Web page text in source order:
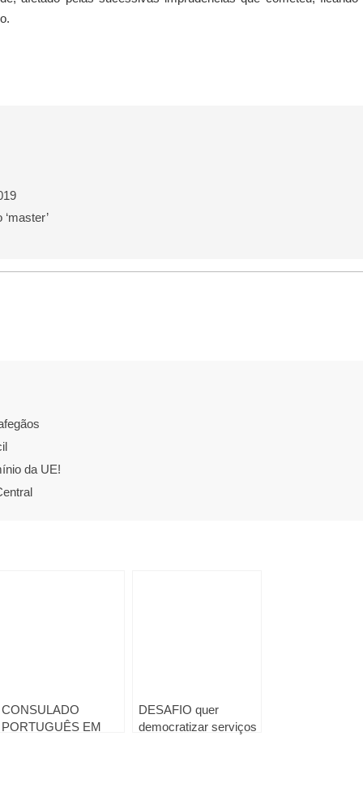
da UE!
CONSULADO
PORTUGUÊS EM
DESAFIO quer
democratizar serviços